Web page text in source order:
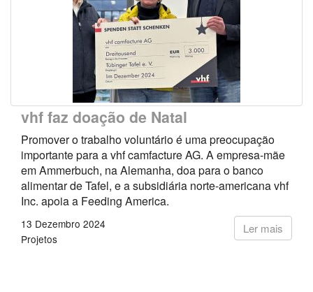
vhf faz doação de Natal
Promover o trabalho voluntário é uma preocupação
importante para a vhf camfacture AG. A empresa-mãe
em Ammerbuch, na Alemanha, doa para o banco
alimentar de Tafel, e a subsidiária norte-americana vhf
Inc. apoia a Feeding America.
Ler mais
13 Dezembro 2024
Projetos